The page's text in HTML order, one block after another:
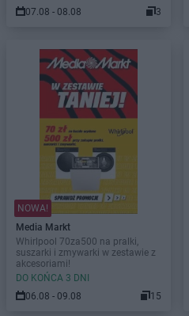
07.08 - 08.08
3
NOWA!
Media Markt
Whirlpool 70za500 na pralki,
suszarki i zmywarki w zestawie z
akcesoriami!
DO KOŃCA 3 DNI
06.08 - 09.08
15